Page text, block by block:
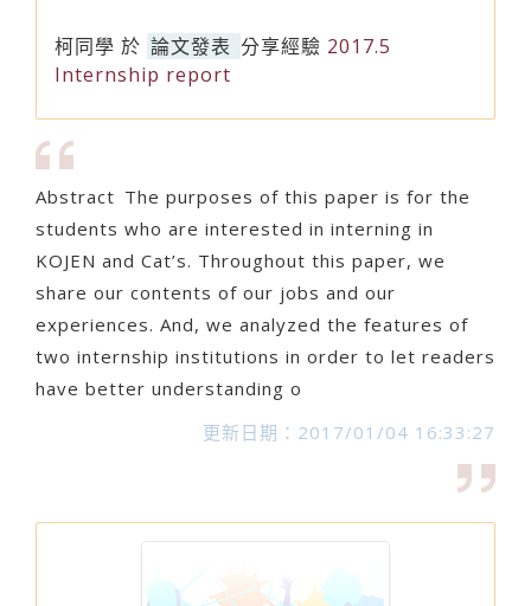
柯同學 於 論文發表 分享經驗 2017.5
Internship report
Abstract The purposes of this paper is for the
students who are interested in interning in
KOJEN and Cat’s. Throughout this paper, we
share our contents of our jobs and our
experiences. And, we analyzed the features of
two internship institutions in order to let readers
have better understanding o
更新日期：2017/01/04 16:33:27